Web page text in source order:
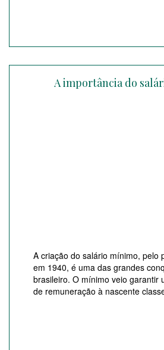
A importância do
A criação do salário mínimo, pelo
em 1940, é uma das grandes
brasileiro. O mínimo veio garantir
de remuneração à nascente